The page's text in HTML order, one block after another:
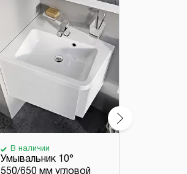
В наличии
Умывальник 10°
550/650 мм угловой